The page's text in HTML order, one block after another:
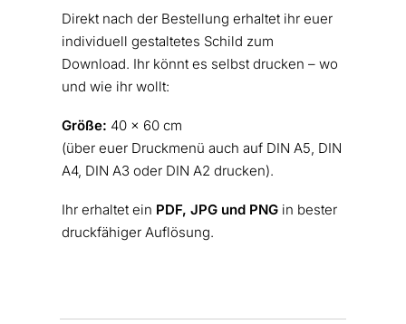
Direkt nach der Bestellung erhaltet ihr euer
individuell gestaltetes Schild zum
Download. Ihr könnt es selbst drucken – wo
und wie ihr wollt:
Größe: 40 x 60 cm
(über euer Druckmenü auch auf DIN A5, DIN
A4, DIN A3 oder DIN A2 drucken).
Ihr erhaltet ein PDF, JPG und PNGin bester
druckfähiger Auflösung.